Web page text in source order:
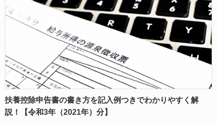
扶養控除申告書の書き方を記入例つきでわかりやすく解
説！【令和3年（2021年）分】